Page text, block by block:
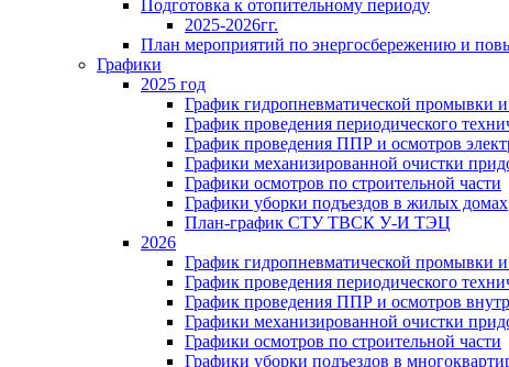
Подготовка к отопительному периоду
2025-2026гг.
План мероприятий по энергосбережению и
Графики
2025 год
График гидропневматической промывки
График проведения периодического
График проведения ППР и осмотров
Графики механизированной очистки
Графики осмотров по строительной части
Графики уборки подъездов в жилых домах
План-график СТУ ТВСК У-И ТЭЦ
2026
График гидропневматической промывки
График проведения периодического
График проведения ППР и осмотров
Графики механизированной очистки
Графики осмотров по строительной части
Графики уборки подъездов в